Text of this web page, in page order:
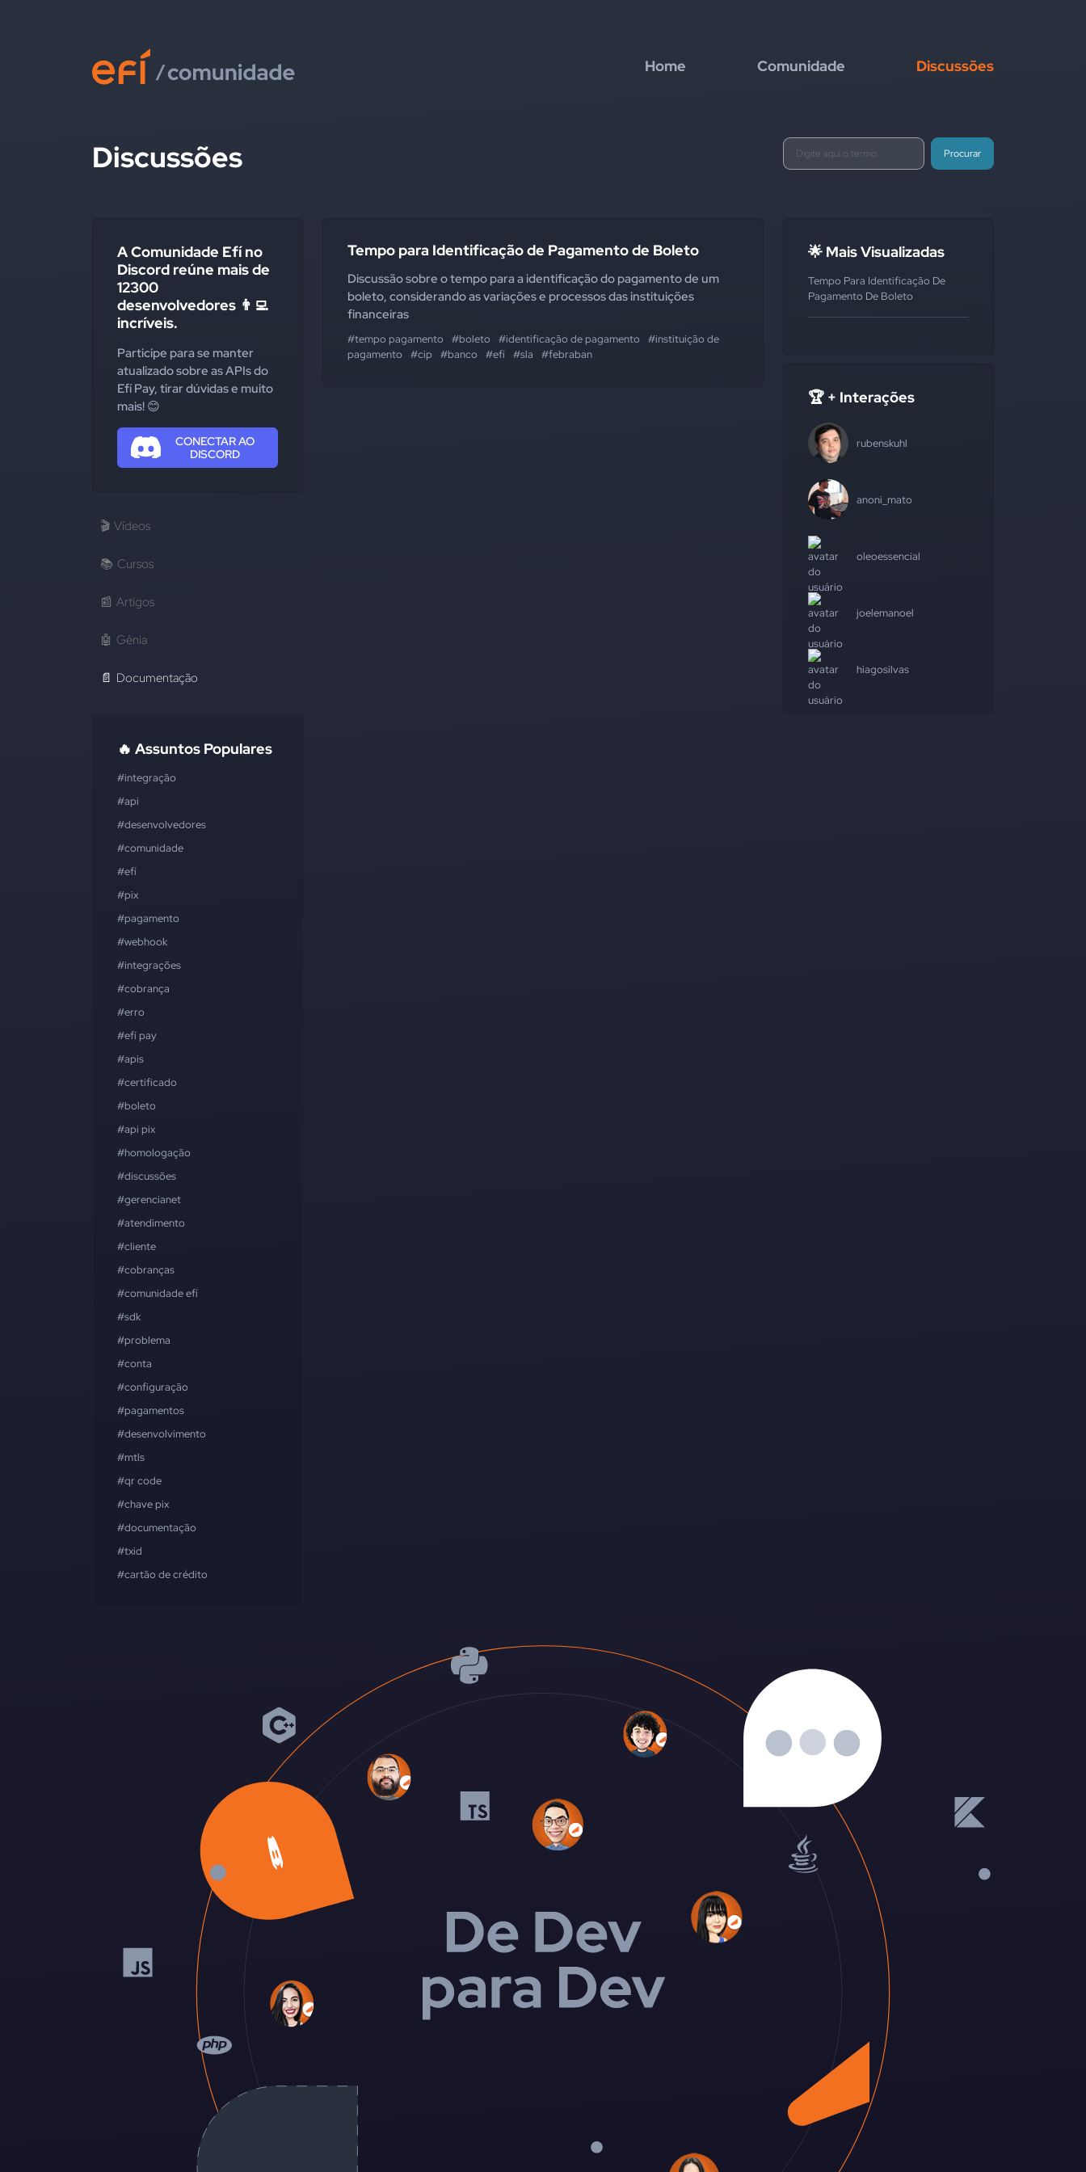
Home Comunidade Discussões
Discussões Procurar
A Comunidade Efí no
Discord reúne mais de
12300
desenvolvedores 👨‍💻
incríveis.
Participe para se manter
atualizado sobre as APIs do
Efí Pay, tirar dúvidas e muito
mais! 😊
CONECTAR AO
DISCORD
🎬 Vídeos
📚 Cursos
📰 Artigos
🤖 Gênia
📄 Documentação
🔥 Assuntos Populares
#integração
#api
#desenvolvedores
#comunidade
#efí
#pix
#pagamento
#webhook
#integrações
#cobrança
#erro
#efí pay
#apis
#certificado
#boleto
#api pix
#homologação
#discussões
#gerencianet
#atendimento
#cliente
#cobranças
#comunidade efí
#sdk
#problema
#conta
#configuração
#pagamentos
#desenvolvimento
#mtls
#qr code
#chave pix
#documentação
#txid
#cartão de crédito
Tempo para Identificação de Pagamento de Boleto
Discussão sobre o tempo para a identificação do pagamento de um
boleto, considerando as variações e processos das instituições
financeiras
#tempo pagamento #boleto #identificação de pagamento
#instituição de
pagamento
#cip #banco #efí #sla #febraban
🌟 Mais Visualizadas
Tempo Para Identificação De
Pagamento De Boleto
🏆 + Interações
rubenskuhl
anoni_mato
oleoessencial
joelemanoel
hiagosilvas